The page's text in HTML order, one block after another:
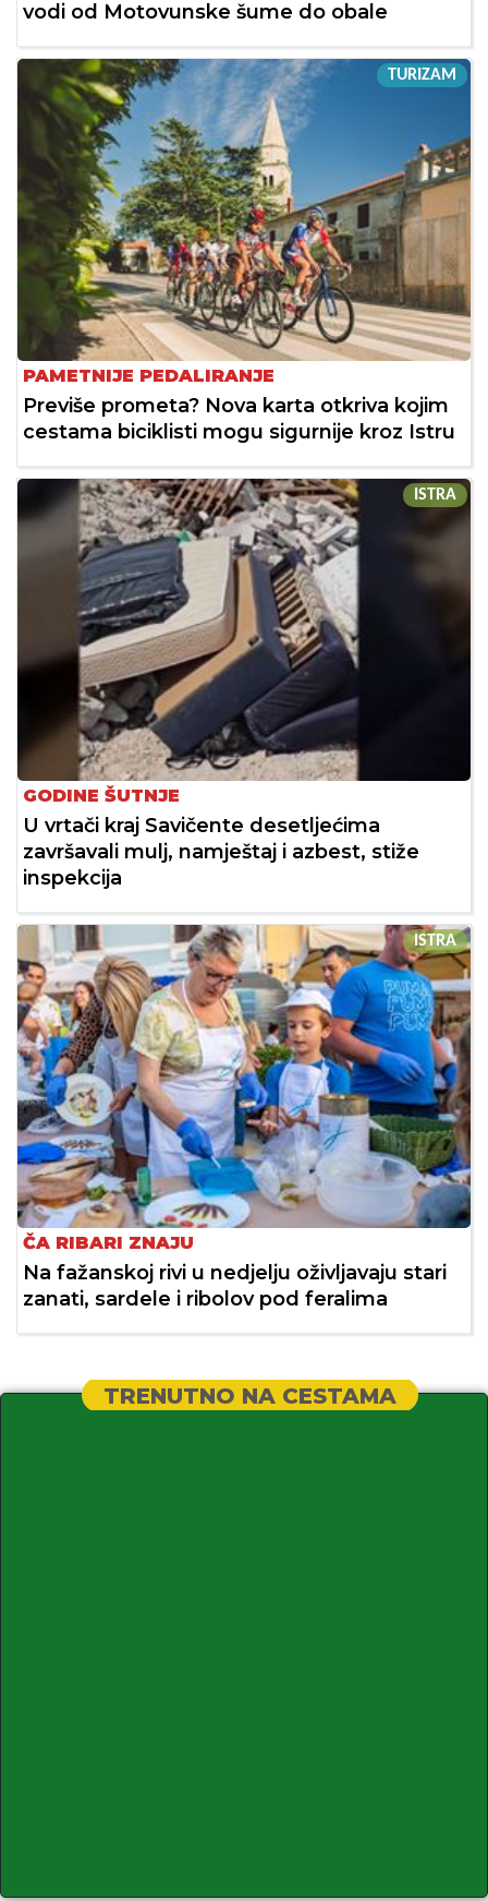
vodi od Motovunske šume do obale
TURIZAM
PAMETNIJE PEDALIRANJE
Previše prometa? Nova karta otkriva kojim
cestama biciklisti mogu sigurnije kroz Istru
ISTRA
GODINE ŠUTNJE
U vrtači kraj Savičente desetljećima
završavali mulj, namještaj i azbest, stiže
inspekcija
ISTRA
ČA RIBARI ZNAJU
Na fažanskoj rivi u nedjelju oživljavaju stari
zanati, sardele i ribolov pod feralima
TRENUTNO NA CESTAMA